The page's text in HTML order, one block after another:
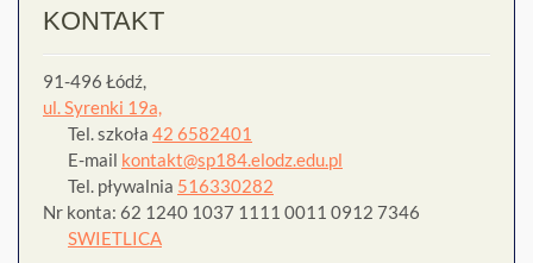
KONTAKT
91-496 Łódź,
ul. Syrenki 19a,
Tel. szkoła 42 6582401
E-mail kontakt@sp184.elodz.edu.pl
Tel. pływalnia 516330282
Nr konta: 62 1240 1037 1111 0011 0912 7346
SWIETLICA